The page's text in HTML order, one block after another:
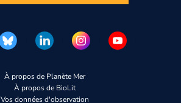
À propos de Planète Mer
À propos de BioLit
Vos données d'observation